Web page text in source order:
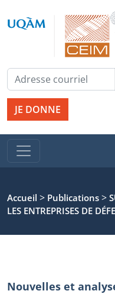
JE DONNE
Accueil > Publications >
LES ENTREPRISES DE
Nouvelles et